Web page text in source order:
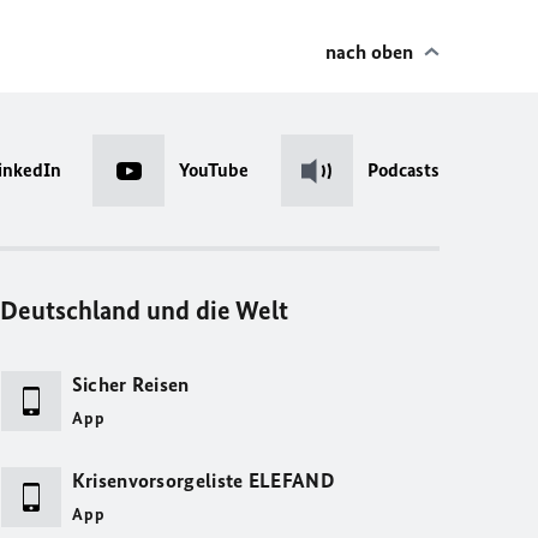
nach oben
YouTube Podcasts
Deutschland und die Welt
Sicher Reisen
App
Krisenvorsorgeliste ELEFAND
App